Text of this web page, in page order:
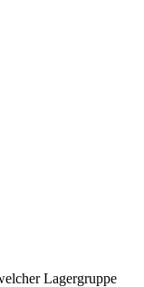
Lagergruppe